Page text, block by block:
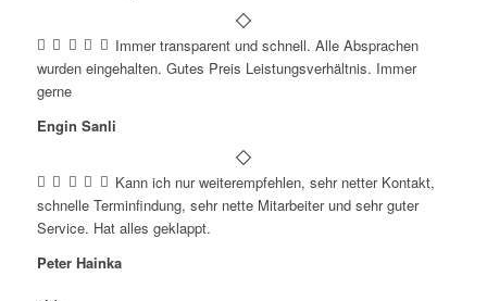
Immer transparent und schnell. Alle Absprachen
wurden eingehalten. Gutes Preis Leistungsverhältnis. Immer
gerne
Engin Sanli
Kann ich nur weiterempfehlen, sehr netter Kontakt,
schnelle Terminfindung, sehr nette Mitarbeiter und sehr guter
Service. Hat alles geklappt.
Peter Hainka